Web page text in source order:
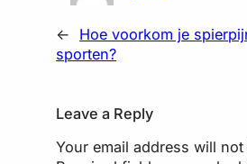
←
Hoe voorkom je
sporten?
Leave a Reply
Your email address will